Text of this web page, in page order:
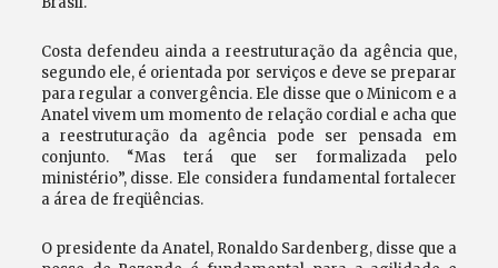
Costa defendeu ainda a reestruturação da agência que,
segundo ele, é orientada por serviços e deve se preparar
para regular a convergência. Ele disse que o Minicom e a
Anatel vivem um momento de relação cordial e acha que
a reestruturação da agência pode ser pensada em
conjunto. “Mas terá que ser formalizada pelo
ministério”, disse. Ele considera fundamental fortalecer
a área de freqüências.
O presidente da Anatel, Ronaldo Sardenberg, disse que a